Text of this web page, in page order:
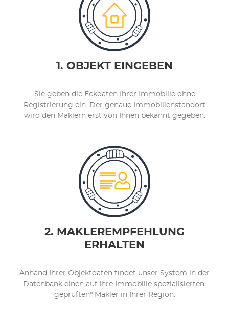
1. OBJEKT EINGEBEN
Sie geben die Eckdaten Ihrer Immobilie ohne
Registrierung ein. Der genaue Immobilienstandort
wird den Maklern erst von Ihnen bekannt gegeben.
2. MAKLEREMPFEHLUNG
ERHALTEN
Anhand Ihrer Objektdaten findet unser System in der
Datenbank einen auf Ihre Immobilie spezialisierten,
geprüften* Makler in Ihrer Region.